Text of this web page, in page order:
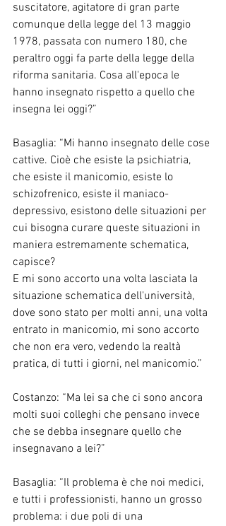
suscitatore, agitatore di gran parte
comunque della legge del 13 maggio
1978, passata con numero 180, che
peraltro oggi fa parte della legge della
riforma sanitaria. Cosa all'epoca le
hanno insegnato rispetto a quello che
insegna lei oggi?”
Basaglia: “Mi hanno insegnato delle cose
cattive. Cioè che esiste la psichiatria,
che esiste il manicomio, esiste lo
schizofrenico, esiste il maniaco-
depressivo, esistono delle situazioni per
cui bisogna curare queste situazioni in
maniera estremamente schematica,
capisce?
E mi sono accorto una volta lasciata la
situazione schematica dell'università,
dove sono stato per molti anni, una volta
entrato in manicomio, mi sono accorto
che non era vero, vedendo la realtà
pratica, di tutti i giorni, nel manicomio.”
Costanzo: “Ma lei sa che ci sono ancora
molti suoi colleghi che pensano invece
che se debba insegnare quello che
insegnavano a lei?”
Basaglia: “Il problema è che noi medici,
e tutti i professionisti, hanno un grosso
problema: i due poli di una